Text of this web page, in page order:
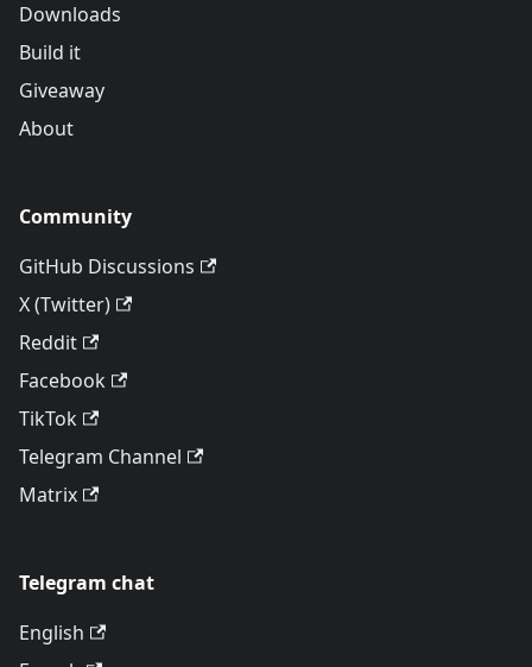
Downloads
Build it
Giveaway
About
Community
GitHub Discussions
X (Twitter)
Reddit
Facebook
TikTok
Telegram Channel
Matrix
Telegram chat
English